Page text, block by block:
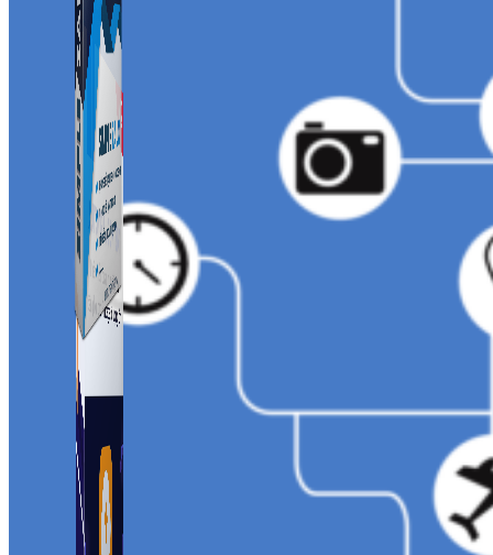
Simple Zalo
Hỗ trợ kết bạn, gửi tin nhắn chăm sóc khách hàng trên
Zalo.